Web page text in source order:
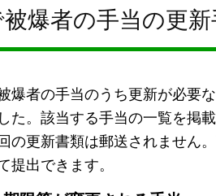
爆者の手当の更
者の手当のうち更新が必要な
。該当する手当の一覧を掲載
更新書類は郵送されません
提出できます。